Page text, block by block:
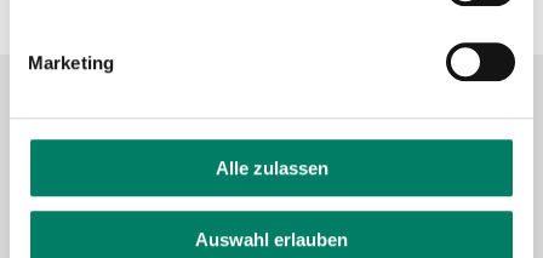
Marketing
Alle zulassen
Auswahl erlauben
FAQ
Schlaue Nummer